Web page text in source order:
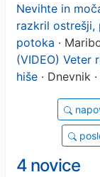
Nevihte in
razkril ostrešji,
potoka ·
(VIDEO) Veter
hiše · Dnevnik
4 novice